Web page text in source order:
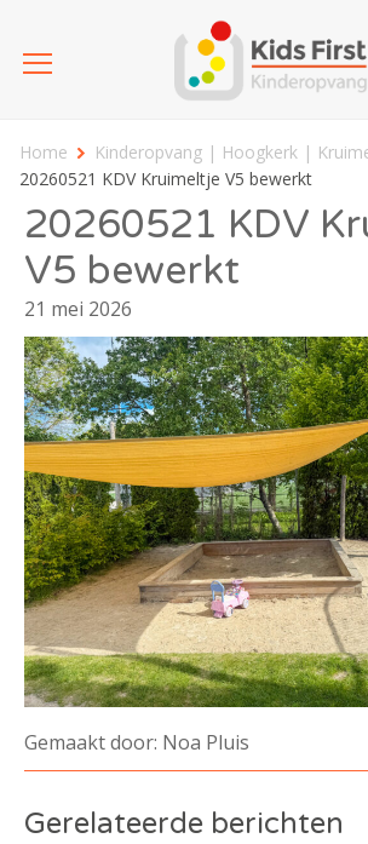
Home
Kinderopvang | Hoogkerk |
20260521 KDV Kruimeltje V5 bewerkt
20260521 KDV
V5 bewerkt
21 mei 2026
Gemaakt door: Noa Pluis
Gerelateerde berichten